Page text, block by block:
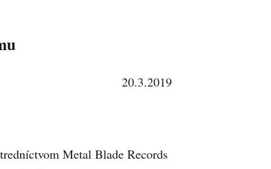
20.3.2019
Metal Blade Records